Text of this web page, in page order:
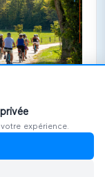
expérience.